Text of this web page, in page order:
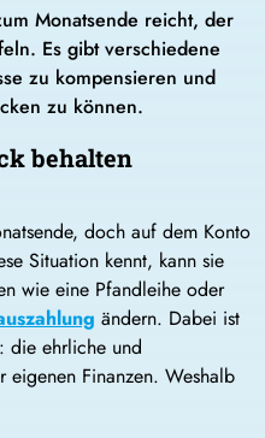
Monatsende reicht, der
Es gibt verschiedene
zu kompensieren und
zu können.
behalten
doch auf dem Konto
Situation kennt, kann sie
wie eine Pfandleihe oder
ändern. Dabei ist
die ehrliche und
eigenen Finanzen. Weshalb